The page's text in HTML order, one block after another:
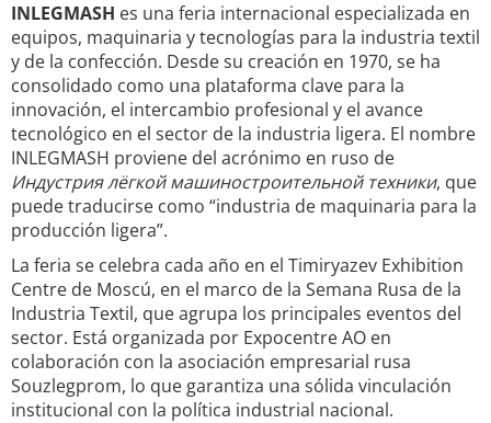
INLEGMASH es una feria internacional especializada en
equipos, maquinaria y tecnologías para la industria textil
y de la confección. Desde su creación en 1970, se ha
consolidado como una plataforma clave para la
innovación, el intercambio profesional y el avance
tecnológico en el sector de la industria ligera. El nombre
INLEGMASH proviene del acrónimo en ruso de
Индустрия лёгкой машиностроительной техники, que
puede traducirse como “industria de maquinaria para la
producción ligera”.
La feria se celebra cada año en el Timiryazev Exhibition
Centre de Moscú, en el marco de la Semana Rusa de la
Industria Textil, que agrupa los principales eventos del
sector. Está organizada por Expocentre AO en
colaboración con la asociación empresarial rusa
Souzlegprom, lo que garantiza una sólida vinculación
institucional con la política industrial nacional.